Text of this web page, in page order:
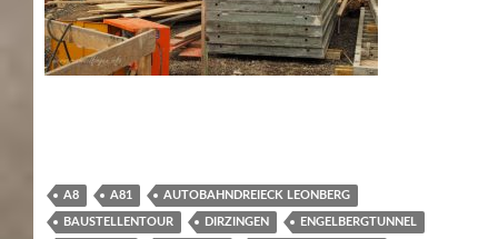
A8 A81 AUTOBAHNDREIECK LEONBERG
BAUSTELLENTOUR DIRZINGEN ENGELBERGTUNNEL